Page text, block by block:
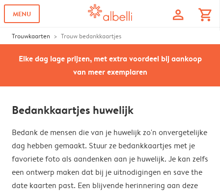
MENU profile shopping_cart
Trouwkaarten Trouw bedankkaartjes
Elke dag lage prijzen, met extra voordeel bij aankoop
van meer exemplaren
Bedankkaartjes huwelijk
Bedank de mensen die van je huwelijk zo'n onvergetelijke
dag hebben gemaakt. Stuur ze bedankkaartjes met je
favoriete foto als aandenken aan je huwelijk. Je kan zelfs
een ontwerp maken dat bij je uitnodigingen en save the
date kaarten past. Een blijvende herinnering aan deze